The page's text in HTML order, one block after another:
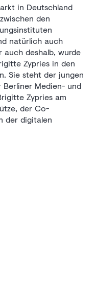
in Deutschland
den
natürlich auch
deshalb, wurde
Zypries in den
Sie steht der jungen
Medien- und
Zypries am
der Co-
der digitalen